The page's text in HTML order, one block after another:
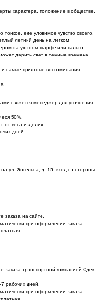
характера, положение в обществе,
тонкое, еле уловимое чувство своего,
летний день на легком
на уютном шарфе или пальто,
дарить свет в темные времена.
самые приятные воспоминания.
свяжется менеджер для уточнения
50%.
от веса изделия.
дней.
ул. Энгельса, д. 15, вход со стороны
заказа на сайте.
при оформлении заказа.
заказа транспортной компанией Сдек
7 рабочих дней.
при оформлении заказа.